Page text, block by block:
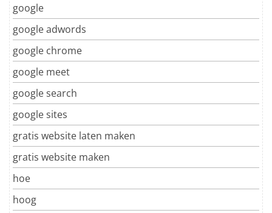
google
google adwords
google chrome
google meet
google search
google sites
gratis website laten maken
gratis website maken
hoe
hoog